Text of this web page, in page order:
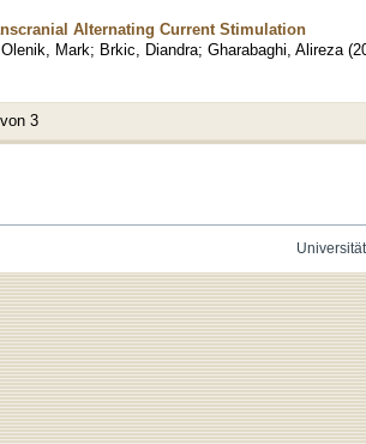
Alternating Current Stimulation
Olenik, Mark; Brkic, Diandra; Gharabaghi, Alireza (
3